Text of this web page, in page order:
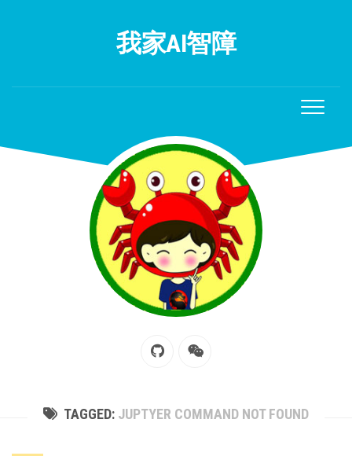
我家AI智障
TAGGED: JUPTYER COMMAND NOT FOUND